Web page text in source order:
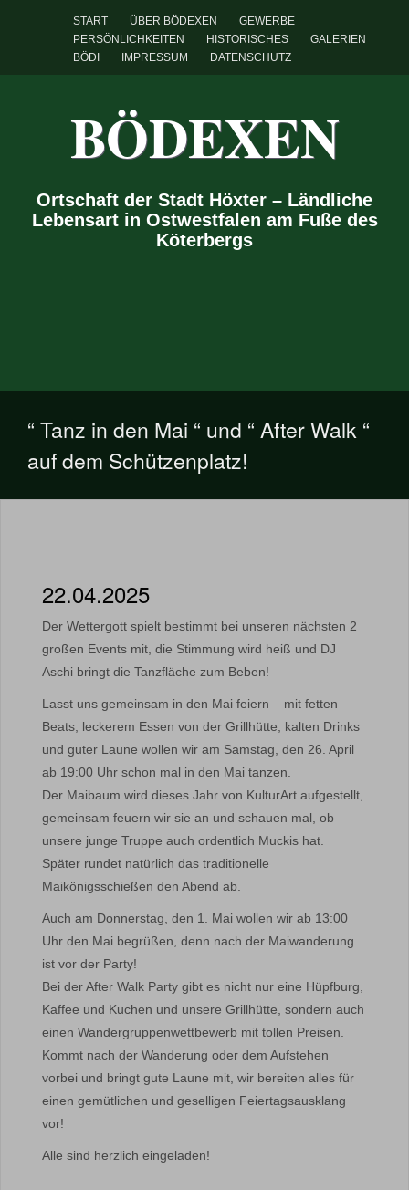
START ÜBER BÖDEXEN
GEWERBE
PERSÖNLICHKEITEN
HISTORISCHES
GALERIEN
BÖDI
IMPRESSUM DATENSCHUTZ
BÖDEXEN
Ortschaft der Stadt Höxter – Ländliche
Lebensart in Ostwestfalen am Fuße des
Köterbergs
“ Tanz in den Mai “ und “ After Walk “
auf dem Schützenplatz!
22.04.2025
Der Wettergott spielt bestimmt bei unseren nächsten 2
großen Events mit, die Stimmung wird heiß und DJ
Aschi bringt die Tanzfläche zum Beben!
Lasst uns gemeinsam in den Mai feiern – mit fetten
Beats, leckerem Essen von der Grillhütte, kalten Drinks
und guter Laune wollen wir am Samstag, den 26. April
ab 19:00 Uhr schon mal in den Mai tanzen.
Der Maibaum wird dieses Jahr von KulturArt aufgestellt,
gemeinsam feuern wir sie an und schauen mal, ob
unsere junge Truppe auch ordentlich Muckis hat.
Später rundet natürlich das traditionelle
Maikönigsschießen den Abend ab.
Auch am Donnerstag, den 1. Mai wollen wir ab 13:00
Uhr den Mai begrüßen, denn nach der Maiwanderung
ist vor der Party!
Bei der After Walk Party gibt es nicht nur eine Hüpfburg,
Kaffee und Kuchen und unsere Grillhütte, sondern auch
einen Wandergruppenwettbewerb mit tollen Preisen.
Kommt nach der Wanderung oder dem Aufstehen
vorbei und bringt gute Laune mit, wir bereiten alles für
einen gemütlichen und geselligen Feiertagsausklang
vor!
Alle sind herzlich eingeladen!